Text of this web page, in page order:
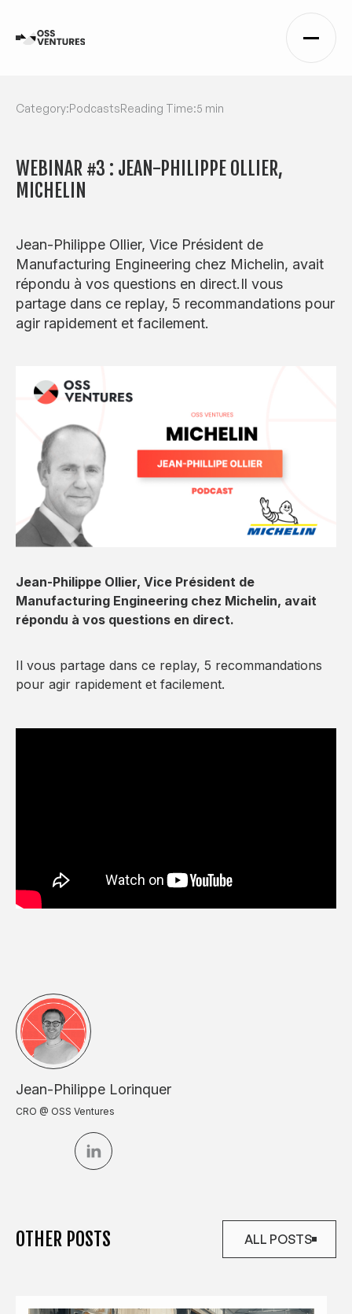
Category:PodcastsReading Time:5 min
WEBINAR #3 : JEAN-PHILIPPE OLLIER,
MICHELIN
Jean-Philippe Ollier, Vice Président de
Manufacturing Engineering chez Michelin, avait
répondu à vos questions en direct.Il vous
partage dans ce replay, 5 recommandations pour
agir rapidement et facilement.
Jean-Philippe Lorinquer
CRO @ OSS Ventures
Jean-Philippe Ollier, Vice Président de
Manufacturing Engineering chez Michelin, avait
répondu à vos questions en direct.
Il vous partage dans ce replay, 5 recommandations
pour agir rapidement et facilement.
OTHER POSTS
ALL POSTS